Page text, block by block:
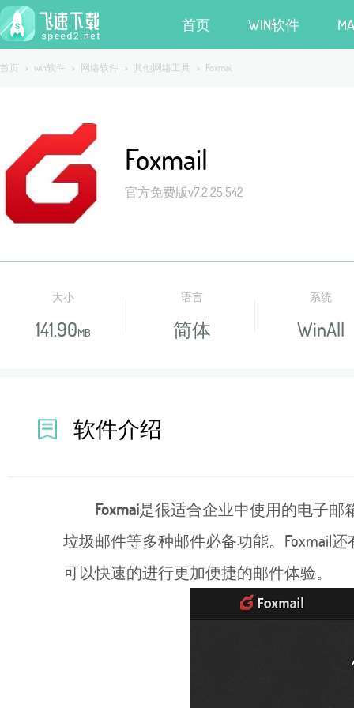
首页 WIN软件
首页 > win软件 > 网络软件 > 其他网络工具 > Foxmail
Foxmail
官方免费版v7.2.25.542
大小
141.90MB
语言
简体
系统
WinAll
软件介绍
Foxmai是很适合企业中使用的电子邮
垃圾邮件等多种邮件必备功能。Foxmail
可以快速的进行更加便捷的邮件体验。